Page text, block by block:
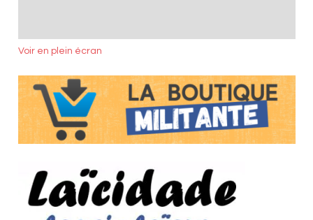
Voir en plein écran